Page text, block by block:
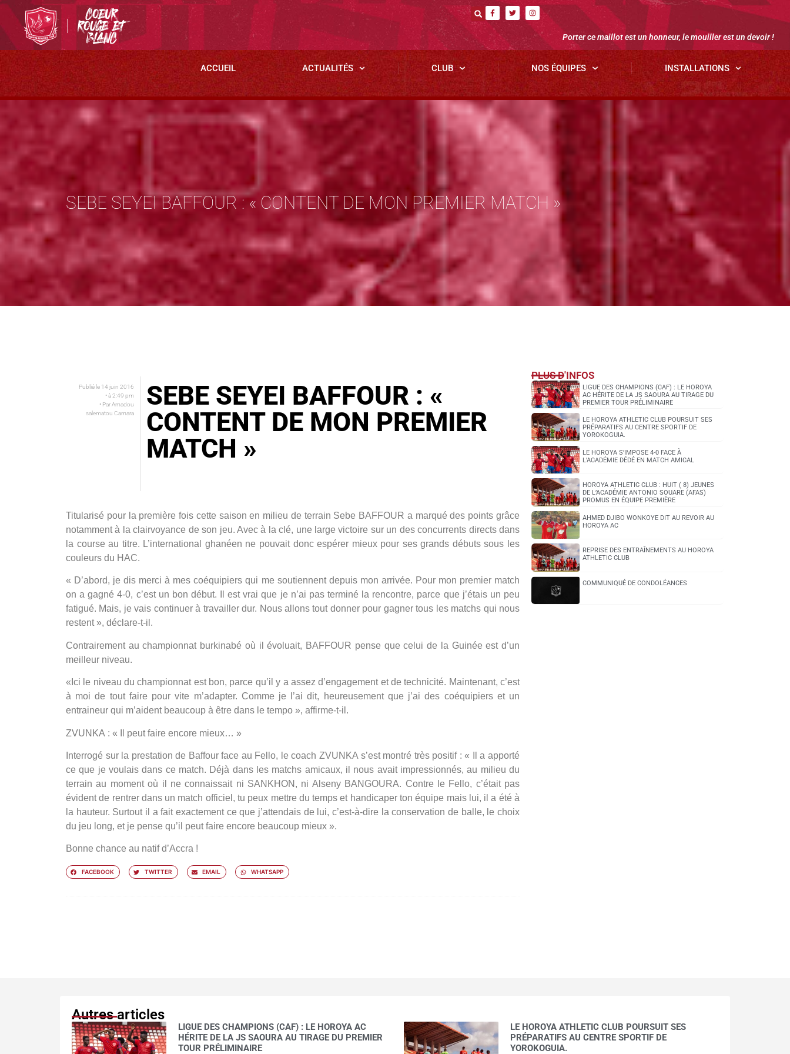
Porter ce maillot est un honneur, le mouiller est un devoir !
ACCUEIL ACTUALITÉS CLUB NOS ÉQUIPES INSTALLATIONS
SEBE SEYEI BAFFOUR : « CONTENT DE MON PREMIER MATCH »
Publié le 14 juin 2016
• à2:49 pm
• ParAmadou
salematou Camara
SEBE SEYEI BAFFOUR : «
CONTENT DE MON PREMIER
MATCH »
Titularisé pour la première fois cette saison en milieu de terrain Sebe BAFFOUR a marqué des points grâce
notamment à la clairvoyance de son jeu. Avec à la clé, une large victoire sur un des concurrents directs dans
la course au titre. L’international ghanéen ne pouvait donc espérer mieux pour ses grands débuts sous les
couleurs du HAC.
« D’abord, je dis merci à mes coéquipiers qui me soutiennent depuis mon arrivée. Pour mon premier match
on a gagné 4-0, c’est un bon début. Il est vrai que je n’ai pas terminé la rencontre, parce que j’étais un peu
fatigué. Mais, je vais continuer à travailler dur. Nous allons tout donner pour gagner tous les matchs qui nous
restent », déclare-t-il.
Contrairement au championnat burkinabé où il évoluait, BAFFOUR pense que celui de la Guinée est d’un
meilleur niveau.
«Ici le niveau du championnat est bon, parce qu’il y a assez d’engagement et de technicité. Maintenant, c’est
à moi de tout faire pour vite m’adapter. Comme je l’ai dit, heureusement que j’ai des coéquipiers et un
entraineur qui m’aident beaucoup à être dans le tempo », affirme-t-il.
ZVUNKA : « Il peut faire encore mieux… »
Interrogé sur la prestation de Baffour face au Fello, le coach ZVUNKA s’est montré très positif : « Il a apporté
ce que je voulais dans ce match. Déjà dans les matchs amicaux, il nous avait impressionnés, au milieu du
terrain au moment où il ne connaissait ni SANKHON, ni Alseny BANGOURA. Contre le Fello, c’était pas
évident de rentrer dans un match officiel, tu peux mettre du temps et handicaper ton équipe mais lui, il a été à
la hauteur. Surtout il a fait exactement ce que j’attendais de lui, c’est-à-dire la conservation de balle, le choix
du jeu long, et je pense qu’il peut faire encore beaucoup mieux ».
Bonne chance au natif d’Accra !
FACEBOOK TWITTER EMAIL WHATSAPP
PLUS D'INFOS
LIGUE DES CHAMPIONS (CAF) : LE HOROYA
AC HÉRITE DE LA JS SAOURA AU TIRAGE DU
PREMIER TOUR PRÉLIMINAIRE
LE HOROYA ATHLETIC CLUB POURSUIT SES
PRÉPARATIFS AU CENTRE SPORTIF DE
YOROKOGUIA.
LE HOROYA S’IMPOSE 4-0 FACE À
L’ACADÉMIE DÉDÉ EN MATCH AMICAL
HOROYA ATHLETIC CLUB : HUIT ( 8) JEUNES
DE L’ACADÉMIE ANTONIO SOUARE (AFAS)
PROMUS EN ÉQUIPE PREMIÈRE
AHMED DJIBO WONKOYE DIT AU REVOIR AU
HOROYA AC
REPRISE DES ENTRAÎNEMENTS AU HOROYA
ATHLETIC CLUB
COMMUNIQUÉ DE CONDOLÉANCES
Autres articles
LIGUE DES CHAMPIONS (CAF) : LE HOROYA AC
HÉRITE DE LA JS SAOURA AU TIRAGE DU PREMIER
TOUR PRÉLIMINAIRE
LE HOROYA ATHLETIC CLUB POURSUIT SES
PRÉPARATIFS AU CENTRE SPORTIF DE
YOROKOGUIA.